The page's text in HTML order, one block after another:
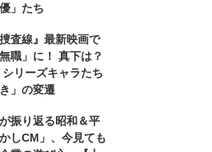
」たち
捜査線』最新映画で
職」に！ 真下は？
リーズキャラたち
」の変遷
振り返る昭和＆平
しCM」、今見ても